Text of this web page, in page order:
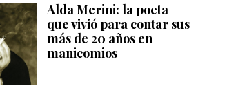
Alda Merini: la poeta
que vivió para contar sus
más de 20 años en
manicomios